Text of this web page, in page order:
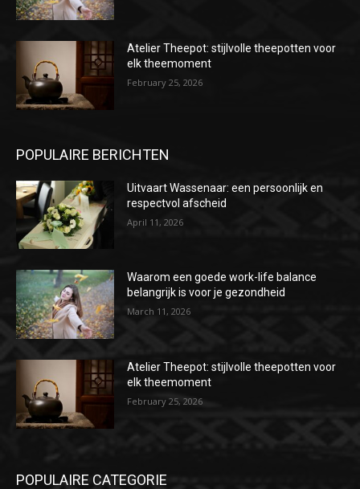
Atelier Theepot: stijlvolle theepotten voor
elk theemoment
February 25, 2026
POPULAIRE BERICHTEN
Uitvaart Wassenaar: een persoonlijk en
respectvol afscheid
April 11, 2026
Waarom een goede work-life balance
belangrijk is voor je gezondheid
March 11, 2026
Atelier Theepot: stijlvolle theepotten voor
elk theemoment
February 25, 2026
POPULAIRE CATEGORIE